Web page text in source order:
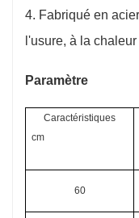
4. Fabriqué en
l'usure, à la
Paramètre
Caractéristiques
cm
60